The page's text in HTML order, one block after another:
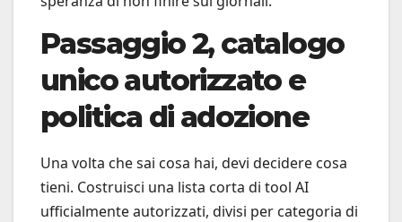
Passaggio 2, catalogo
unico autorizzato e
politica di adozione
Una volta che sai cosa hai, devi decidere cosa
tieni. Costruisci una lista corta di tool AI
ufficialmente autorizzati, divisi per categoria di